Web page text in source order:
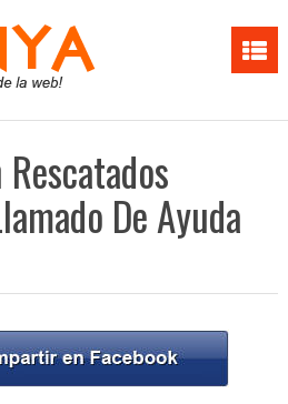
De Ayuda